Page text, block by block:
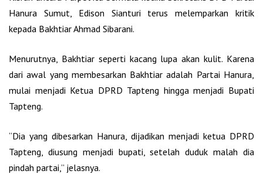
Hanura Sumut, Edison Sianturi terus melemparkan kritik
kepada Bakhtiar Ahmad Sibarani.
Menurutnya, Bakhtiar seperti kacang lupa akan kulit. Karena
dari awal yang membesarkan Bakhtiar adalah Partai Hanura,
mulai menjadi Ketua DPRD Tapteng hingga menjadi Bupati
Tapteng.
“Dia yang dibesarkan Hanura, dijadikan menjadi ketua DPRD
Tapteng, diusung menjadi bupati, setelah duduk malah dia
pindah partai,” jelasnya.